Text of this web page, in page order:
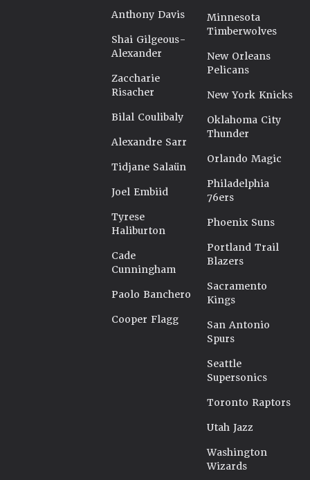
Anthony Davis
Shai Gilgeous-
Alexander
Zaccharie
Risacher
Bilal Coulibaly
Alexandre Sarr
Tidjane Salaün
Joel Embiid
Tyrese
Haliburton
Cade
Cunningham
Paolo Banchero
Cooper Flagg
Minnesota
Timberwolves
New Orleans
Pelicans
New York Knicks
Oklahoma City
Thunder
Orlando Magic
Philadelphia
76ers
Phoenix Suns
Portland Trail
Blazers
Sacramento
Kings
San Antonio
Spurs
Seattle
Supersonics
Toronto Raptors
Utah Jazz
Washington
Wizards